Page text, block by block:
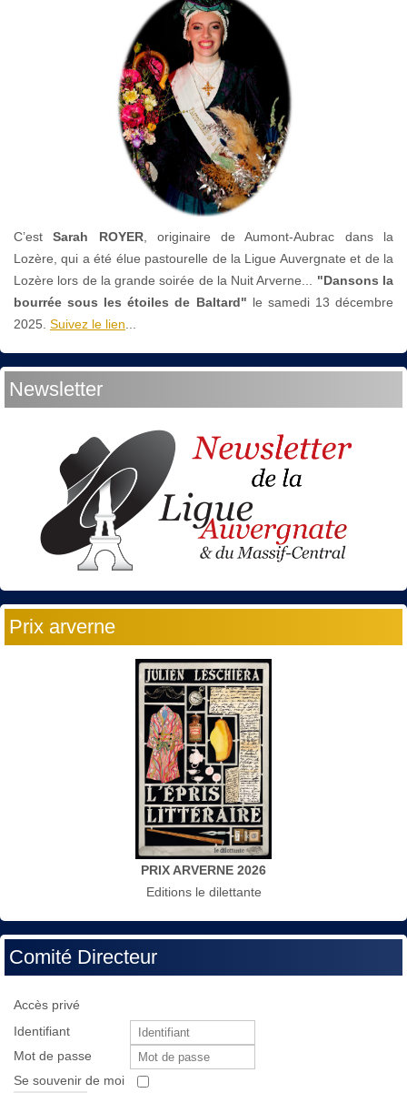
C’estSarah ROYER, originaire de Aumont-Aubrac dans la
Lozère, qui a été élue pastourelle de la Ligue Auvergnate et de la
Lozère lors de la grande soirée de la Nuit Arverne...
"Dansons la
bourrée sous les étoiles de Baltard" le samedi 13 décembre
2025. Suivez le lien
Newsletter
Prix arverne
PRIX ARVERNE 2026
Editions le dilettante
Comité Directeur
Accès privé
Identifiant
Mot de passe
Se souvenir de moi